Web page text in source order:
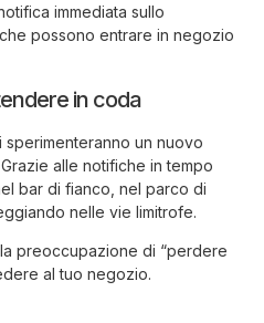
immediata sullo
possono entrare in negozio
in coda
un nuovo
alle notifiche in tempo
bar di fianco, nel parco di
nelle vie limitrofe.
la preoccupazione di “perdere
al tuo negozio.